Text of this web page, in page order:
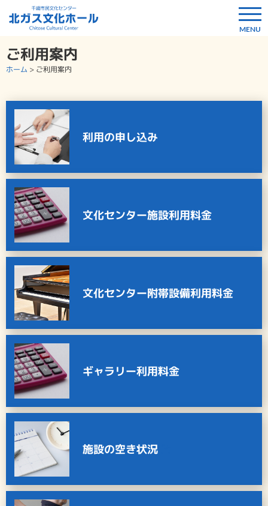
ご利用案内
ホーム > ご利用案内
利用の申し込み
文化センター施設利用料金
文化センター附帯設備利用料金
ギャラリー利用料金
施設の空き状況